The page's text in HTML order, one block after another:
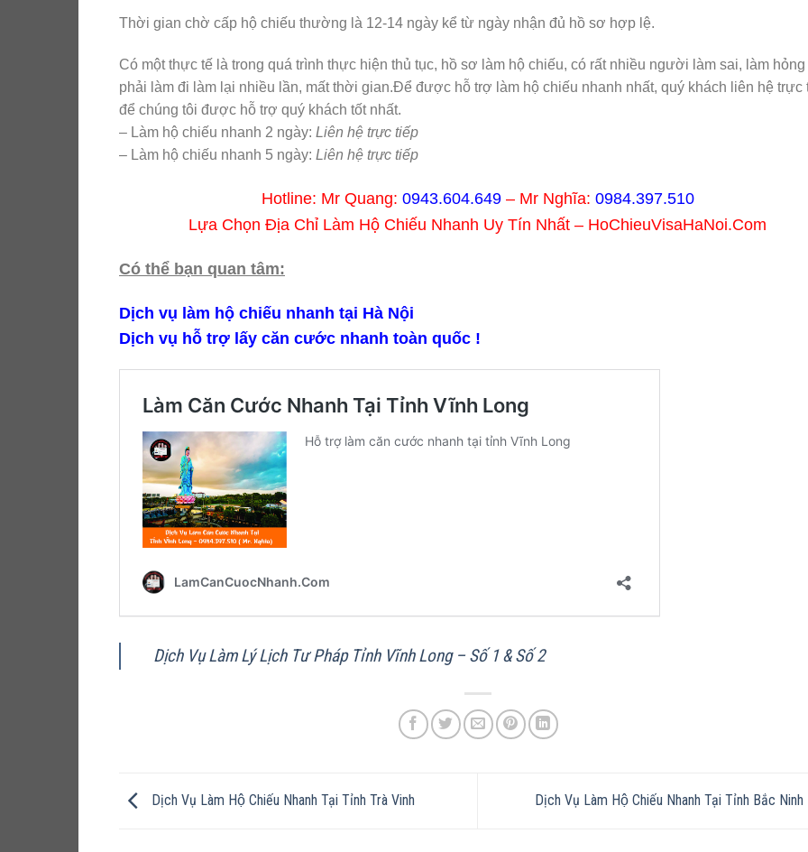
Thời gian chờ cấp hộ chiếu thường là 12-14 ngày kể từ ngày nhận đủ hồ sơ hợp lệ.
Có một thực tế là trong quá trình thực hiện thủ tục, hồ sơ làm hộ chiếu, có rất nhiều người làm sai, làm hỏng
phải làm đi làm lại nhiều lần, mất thời gian.Để được hỗ trợ làm hộ chiếu nhanh nhất, quý khách liên hệ trực
để chúng tôi được hỗ trợ quý khách tốt nhất.
– Làm hộ chiếu nhanh 2 ngày: Liên hệ trực tiếp
– Làm hộ chiếu nhanh 5 ngày: Liên hệ trực tiếp
Hotline: Mr Quang: 0943.604.649– Mr Nghĩa: 0984.397.510
Lựa Chọn Địa Chỉ Làm Hộ Chiếu Nhanh Uy Tín Nhất – HoChieuVisaHaNoi.Com
Có thể bạn quan tâm:
Dịch vụ làm hộ chiếu nhanh tại Hà Nội
Dịch vụ hỗ trợ lấy căn cước nhanh toàn quốc !
Dịch Vụ Làm Lý Lịch Tư Pháp Tỉnh Vĩnh Long – Số 1 & Số 2
Dịch Vụ Làm Hộ Chiếu Nhanh Tại Tỉnh Trà Vinh Dịch Vụ Làm Hộ Chiếu Nhanh Tại Tỉnh Bắc Ninh